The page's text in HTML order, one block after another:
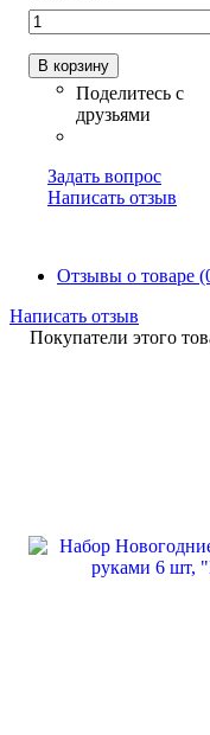
В корзину
Задать вопрос
Написать отзыв
Отзывы о товаре
Написать отзыв
Покупатели этого